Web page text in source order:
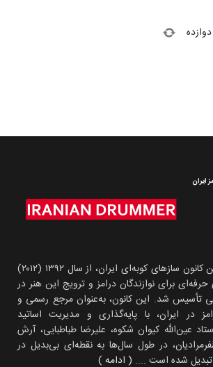
دوازده
ایران
ایرانین درامر، نخستین کانون سازهای کوبه‌ای ایران، از سال ۱۳۹۲ (۲۰۱۲)
برای نوازندگان درامز و ترویج این هنر در
تأسیس شد. این کانون، به‌عنوان مرجع رسمی و
در ایران، با پایه‌گذاری و مدیریت اساتید
عین‌الله کیوان شکوه، علیرضا طباطبایی، آرش
در طول سال‌ها به نقطه‌ای بی‌بدیل در
تبدیل شده است .... ( ادامه )